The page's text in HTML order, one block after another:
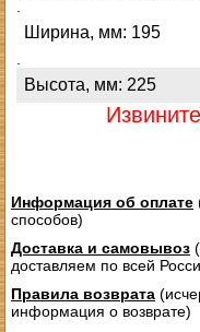
Ширина, мм: 195
Высота, мм: 225
Информация об оплате
способов)
Доставка и самовывоз
доставляем по всей
Правила возврата
информация о возврате)